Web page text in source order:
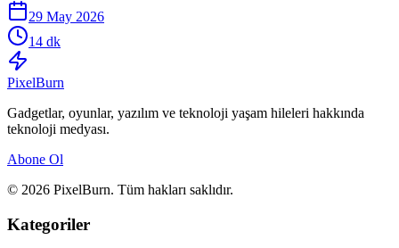
29 May 2026
14 dk
PixelBurn
Gadgetlar, oyunlar, yazılım ve teknoloji yaşam hileleri hakkında
teknoloji medyası.
Abone Ol
© 2026 PixelBurn. Tüm hakları saklıdır.
Kategoriler